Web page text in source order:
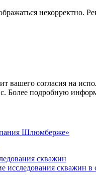
некорректно.
согласия на
Более подробную
скважин
исследования скважин в